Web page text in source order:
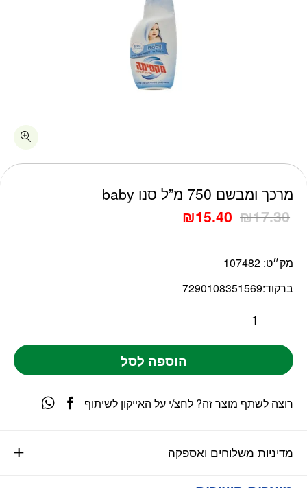
מרכך ומבשם 750 מ”ל סנו baby
₪17.30
₪15.40
מק״ט: 107482
ברקוד:7290108351569
כמות מרכך ומבשם 750 מ"ל סנו baby
הוספה לסל
מדיניות משלוחים ואספקה
רוצה לשתף מוצר זה? לחצ/י על האייקון לשיתוף